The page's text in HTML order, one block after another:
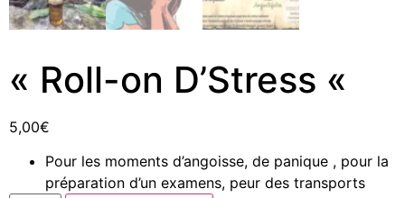
« Roll-on D’Stress «
5,00€
Pour les moments d’angoisse, de panique , pour la
préparation d’un examens, peur des transports